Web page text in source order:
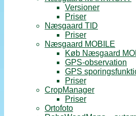
Versioner
Priser
Næsgaard TID
Priser
Næsgaard MOBILE
Køb Næsgaard
GPS-observation
GPS
Priser
CropManager
Priser
Ortofoto